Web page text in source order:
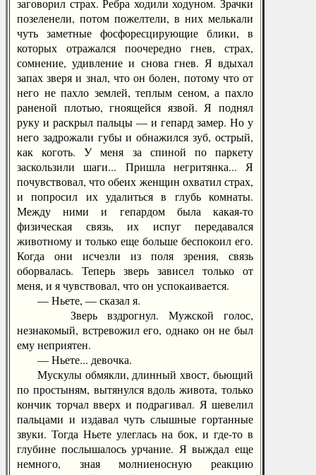
заговорил страх. Ребра ходили ходуном. Зрачки
позеленели, потом пожелтели, в них мелькали
чуть заметные фосфоресцирующие блики, в
которых отражался поочередно гнев, страх,
сомнение, удивление и снова гнев. Я вдыхал
запах зверя и знал, что он болен, потому что от
него не пахло землей, теплым сеном, а пахло
раненой плотью, гноящейся язвой. Я поднял
руку и раскрыл пальцы — и гепард замер. Но у
него задрожали губы и обнажился зуб, острый,
как коготь. У меня за спиной по паркету
заскользили шаги... Пришла негритянка... Я
почувствовал, что обеих женщин охватил страх,
и попросил их удалиться в глубь комнаты.
Между ними и гепардом была какая-то
физическая связь, их испуг передавался
животному и только еще больше беспокоил его.
Когда они исчезли из поля зрения, связь
оборвалась. Теперь зверь зависел только от
меня, и я чувствовал, что он успокаивается.
— Ньете, — сказал я.
Зверь вздрогнул. Мужской голос,
незнакомый, встревожил его, однако он не был
ему неприятен.
— Ньете... девочка.
Мускулы обмякли, длинный хвост, бьющий
по простыням, вытянулся вдоль живота, только
кончик торчал вверх и подрагивал. Я шевелил
пальцами и издавал чуть слышные гортанные
звуки. Тогда Ньете улеглась на бок, и где-то в
глубине послышалось урчание. Я выждал еще
немного, зная молниеносную реакцию